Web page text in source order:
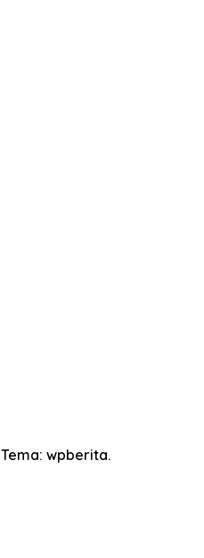
Tema: wpberita.